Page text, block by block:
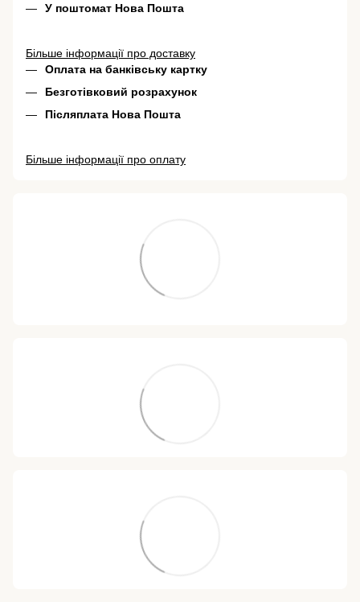
У поштомат Нова Пошта
Більше інформації про доставку
Оплата на банківську картку
Безготівковий розрахунок
Післяплата Нова Пошта
Більше інформації про оплату